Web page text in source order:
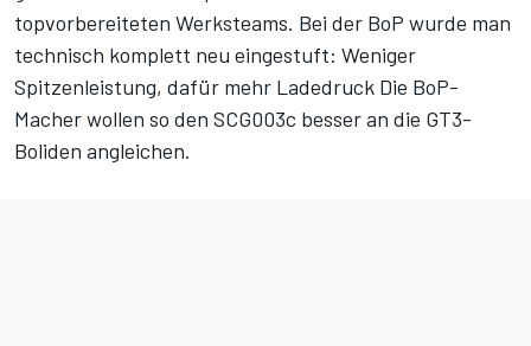
topvorbereiteten Werksteams. Bei der BoP wurde man
technisch komplett neu eingestuft: Weniger
Spitzenleistung, dafür mehr Ladedruck Die BoP-
Macher wollen so den SCG003c besser an die GT3-
Boliden angleichen.